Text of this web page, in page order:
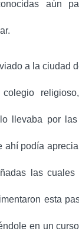
aún
a la ciudad
llevaba por
ahí podía
las cuales
esta
en un